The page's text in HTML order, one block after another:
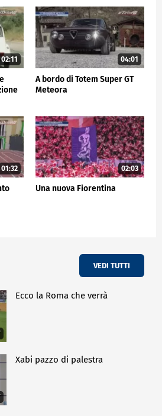
02:11 04:01
A bordo di Totem Super GT
Meteora
01:32 02:03
Una nuova Fiorentina
VEDI TUTTI
Ecco la Roma che verrà
Xabi pazzo di palestra